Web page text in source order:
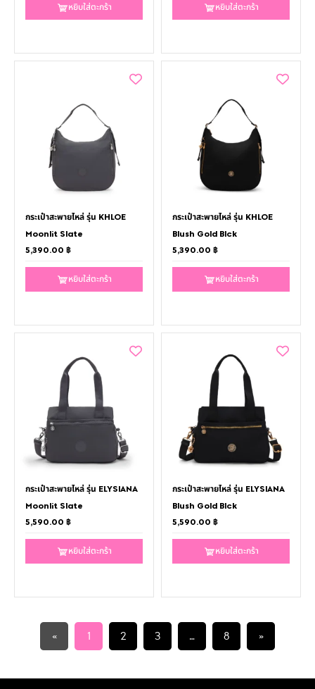
หยิบใส่ตะกร้า หยิบใส่ตะกร้า
กระเป๋าสะพายไหล่ รุ่น KHLOE
Moonlit Slate
5,390.00 ฿
หยิบใส่ตะกร้า
กระเป๋าสะพายไหล่ รุ่น KHLOE
Blush Gold Blck
5,390.00 ฿
หยิบใส่ตะกร้า
กระเป๋าสะพายไหล่ รุ่น ELYSIANA
Moonlit Slate
5,590.00 ฿
หยิบใส่ตะกร้า
กระเป๋าสะพายไหล่ รุ่น ELYSIANA
Blush Gold Blck
5,590.00 ฿
หยิบใส่ตะกร้า
« 1 2 3 … 8 »